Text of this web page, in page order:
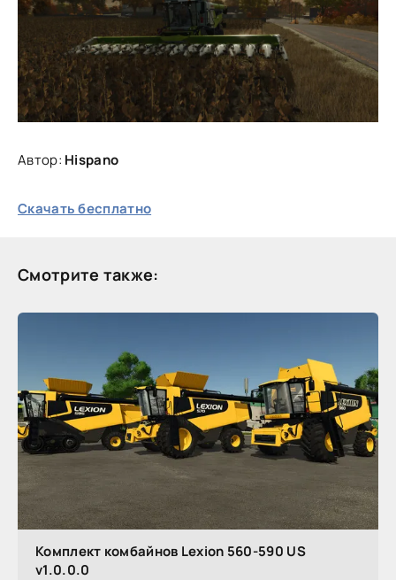
Автор: Hispano
Скачать бесплатно
Смотрите также:
Комплект комбайнов Lexion 560-590 US
v1.0.0.0